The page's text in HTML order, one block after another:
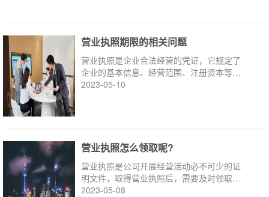
营业执照期限的相关问题
营业执照是企业合法经营的凭证，它规定了
企业的基本信息、经营范围、注册资本等内
容，对企业的运营至关重要。
2023-05-10
营业执照怎么领取呢?
营业执照是公司开展经营活动必不可少的证
明文件，取得营业执照后，需要及时领取才
能正常运营。
2023-05-08